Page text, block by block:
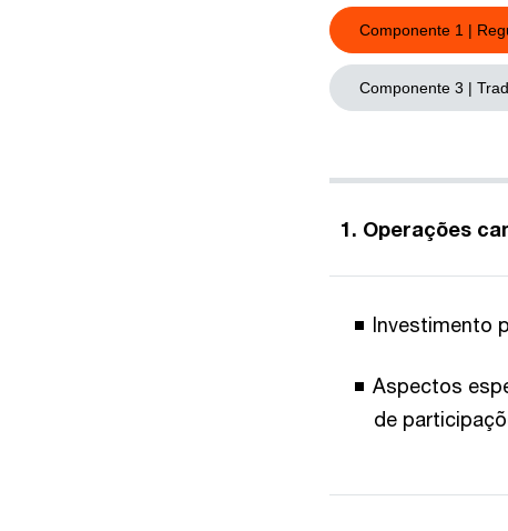
Componente 1 |
Componente 3 |
1. Operações
Investimento
Aspectos
de